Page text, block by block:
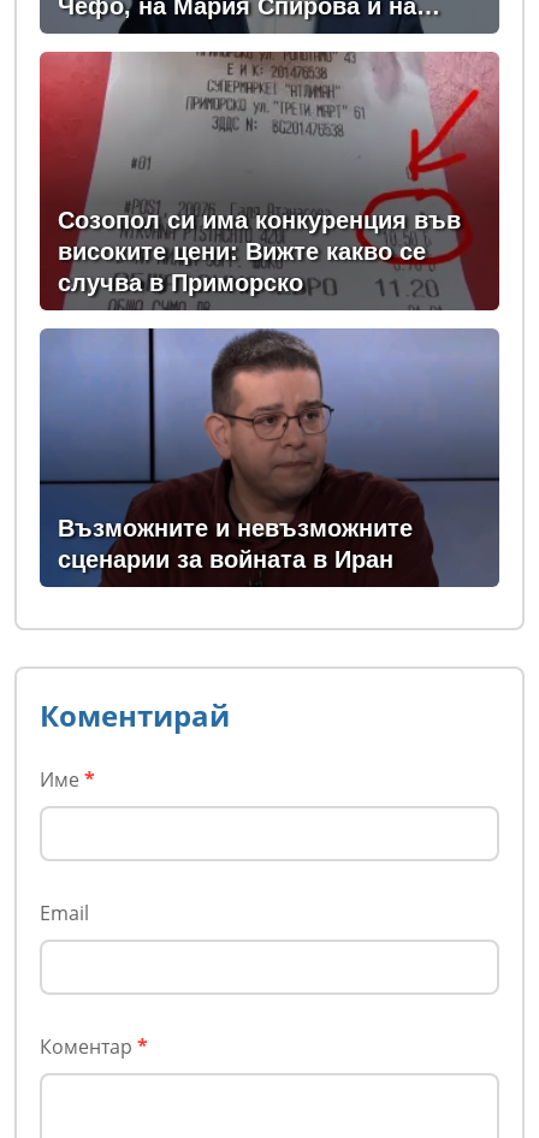
Чефо, на Мария Спирова и на
Христо Комарницки
Созопол си има конкуренция във
високите цени: Вижте какво се
случва в Приморско
Възможните и невъзможните
сценарии за войната в Иран
Коментирай
Име *
Email
Коментар *